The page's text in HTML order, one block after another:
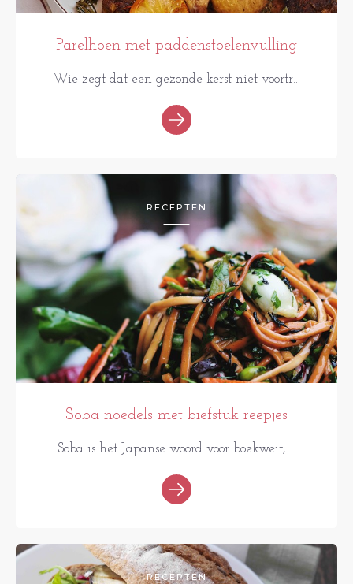
Parelhoen met paddenstoelenvulling
Wie zegt dat een gezonde kerst niet voortr...
RECEPTEN
Soba noedels met biefstuk reepjes
Soba is het Japanse woord voor boekweit, ...
RECEPTEN